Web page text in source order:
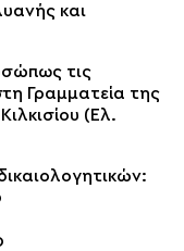
και
τις
Γραμματεία της
(Ελ.